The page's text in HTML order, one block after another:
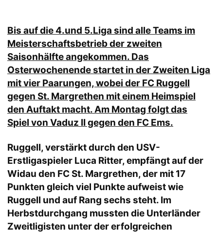
Bis auf die 4.und 5.Liga sind alle Teams im
Meisterschaftsbetrieb der zweiten
Saisonhälfte angekommen. Das
Osterwochenende startet in der Zweiten Liga
mit vier Paarungen, wobei der FC Ruggell
gegen St. Margrethen mit einem Heimspiel
den Auftakt macht. Am Montag folgt das
Spiel von Vaduz II gegen den FC Ems.
Ruggell, verstärkt durch den USV-
Erstligaspieler Luca Ritter, empfängt auf der
Widau den FC St. Margrethen, der mit 17
Punkten gleich viel Punkte aufweist wie
Ruggell und auf Rang sechs steht. Im
Herbstdurchgang mussten die Unterländer
Zweitligisten unter der erfolgreichen